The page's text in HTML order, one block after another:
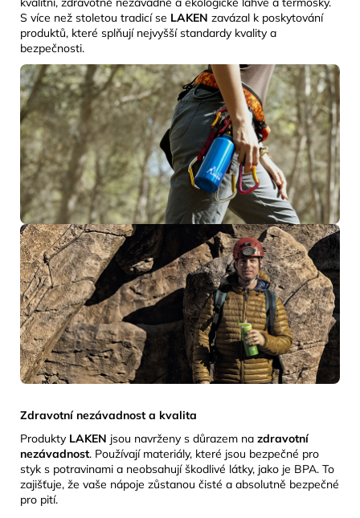
S více než stoletou tradicí se LAKEN zavázal k poskytování
produktů, které splňují nejvyšší standardy kvality a
bezpečnosti.
Zdravotní nezávadnost a kvalita
Produkty LAKEN jsou navrženy s důrazem na zdravotní
nezávadnost. Používají materiály, které jsou bezpečné pro
styk s potravinami a neobsahují škodlivé látky, jako je BPA. To
zajišťuje, že vaše nápoje zůstanou čisté a absolutně bezpečné
pro pití.